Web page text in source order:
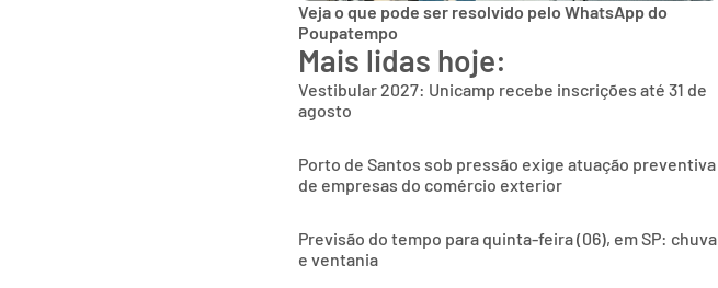
Veja o que pode ser resolvido pelo WhatsApp do
Poupatempo
Mais lidas hoje:
Vestibular 2027: Unicamp recebe inscrições até 31 de
agosto
Porto de Santos sob pressão exige atuação preventiva
de empresas do comércio exterior
Previsão do tempo para quinta-feira (06), em SP: chuva
e ventania